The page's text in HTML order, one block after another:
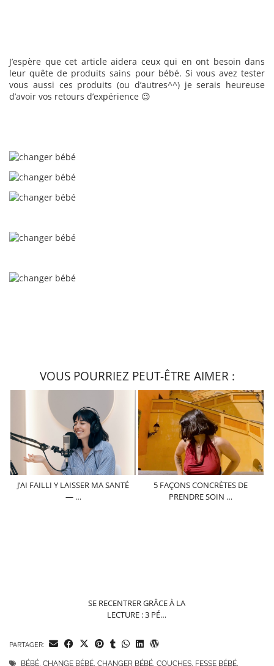
J’espère que cet article aidera ceux qui en ont besoin dans
leur quête de produits sains pour bébé. Si vous avez tester
vous aussi ces produits (ou d’autres^^) je serais heureuse
d’avoir vos retours d’expérience 😉
VOUS POURRIEZ PEUT-ÊTRE AIMER :
J’AI FAILLI Y LAISSER MA SANTÉ
— …
5 FAÇONS CONCRÈTES DE
PRENDRE SOIN …
SE RECENTRER GRÂCE À LA
LECTURE : 3 PÉ…
PARTAGER:
BÉBÉ, CHANGE BÉBÉ, CHANGER BÉBÉ, COUCHES, FESSE BÉBÉ,